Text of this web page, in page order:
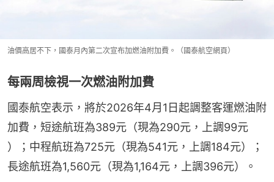
油價高居不下，國泰月內第二次宣布加燃油附加費。（國泰航空網頁）
每兩周檢視一次燃油附加費
國泰航空表示，將於2026年4月1日起調整客運燃油附
加費，短途航班為389元（現為290元，上調99元
）；中程航班為725元（現為541元，上調184元）；
長途航班為1,560元（現為1,164元，上調396元）。